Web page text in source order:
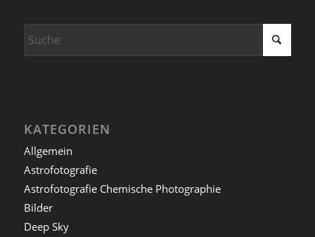
KATEGORIEN
Allgemein
Astrofotografie
Astrofotografie Chemische Photographie
Bilder
Deep Sky